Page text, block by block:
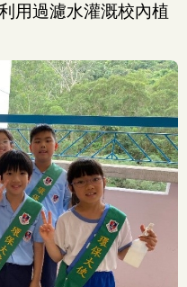
用過濾水灌溉校內植